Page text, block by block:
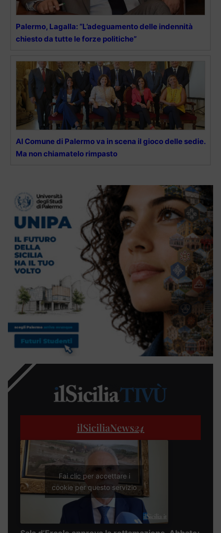
Palermo, Lagalla: “L’adeguamento delle indennità
chiesto da tutte le forze politiche”
Al Comune di Palermo va in scena il gioco delle sedie.
Ma non chiamatelo rimpasto
ilSiciliaNews24
Fai clic per accettare i
cookie per questo servizio